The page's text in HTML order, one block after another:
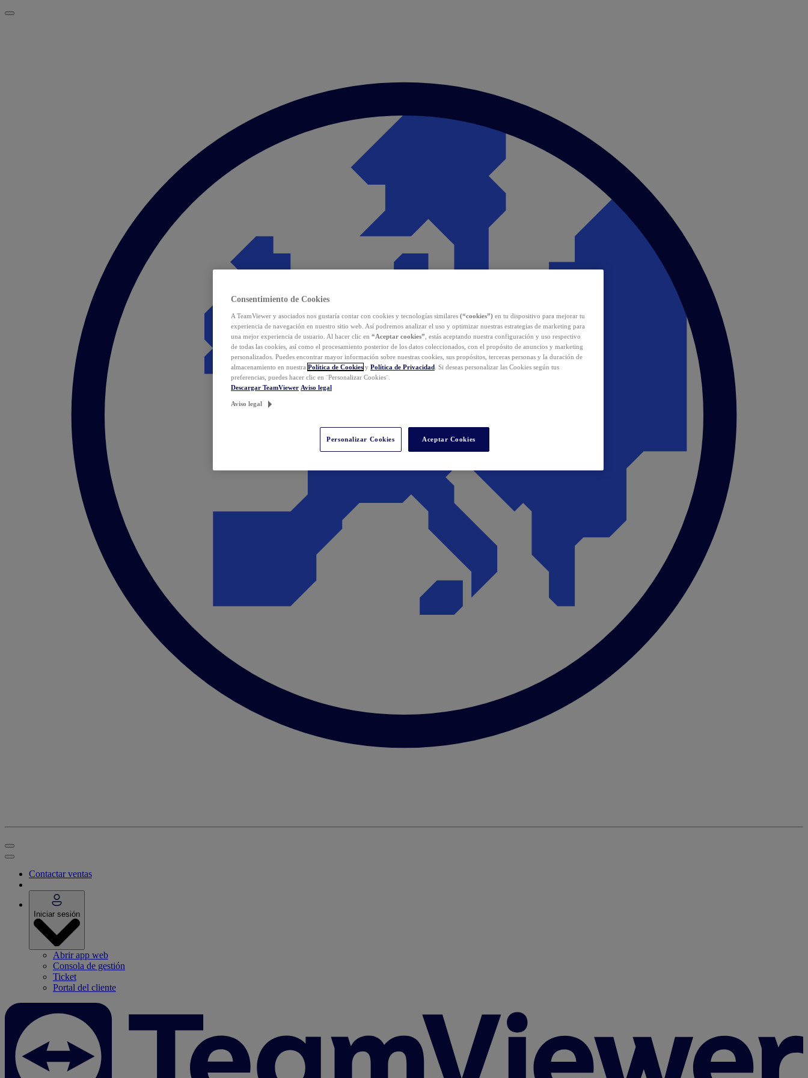
Contactar ventas
Iniciar sesión
Abrir app web
Consola de gestión
Ticket
Portal del cliente
Consentimiento de Cookies
A TeamViewer y asociados nos gustaría contar con cookies y tecnologías similares (“cookies”) en tu dispositivo para mejorar tu
experiencia de navegación en nuestro sitio web. Así podremos analizar el uso y optimizar nuestras estrategias de marketing para
una mejor experiencia de usuario. Al hacer clic en “Aceptar cookies” , estás aceptando nuestra configuración y uso respectivo
de todas las cookies, así como el procesamiento posterior de los datos coleccionados, con el propósito de anuncios y marketing
personalizados. Puedes encontrar mayor información sobre nuestras cookies, sus propósitos, terceras personas y la duración de
almacenamiento en nuestra Política de Cookies y Política de Privacidad . Si deseas personalizar las Cookies según tus
preferencias, puedes hacer clic en ¨Personalizar Cookies¨.
Descargar TeamViewer Aviso legal
Aviso legal
Personalizar Cookies Aceptar Cookies